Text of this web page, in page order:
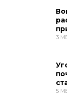
3
5